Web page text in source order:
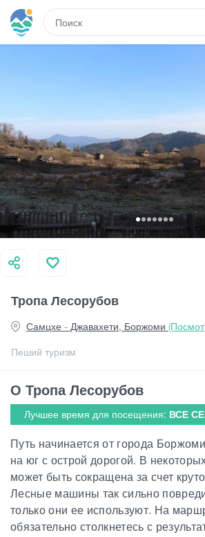
Гостиницы
Транспорт
Развлечения
Гиды
Грузия
Тропа Лесорубов
Пеший туризм
Самцхе - Джавахети, Боржоми
О Тропа Лесорубов
Лучшее время для посещения: ВСЕ
Путь начинается от города
на юг с острой дорогой. В
может быть сокращена за счет
Лесные машины так сильно
только они ее используют. На
обязательно столкнетесь с